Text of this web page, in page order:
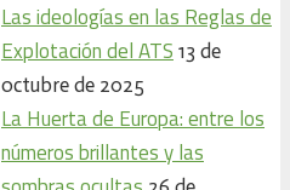
Las ideologías en las Reglas de
Explotación del ATS 13 de
octubre de 2025
La Huerta de Europa: entre los
números brillantes y las